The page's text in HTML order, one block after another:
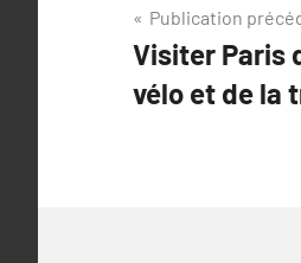
Navigation
de
l’article
Publication
Visiter Paris
vélo et de la